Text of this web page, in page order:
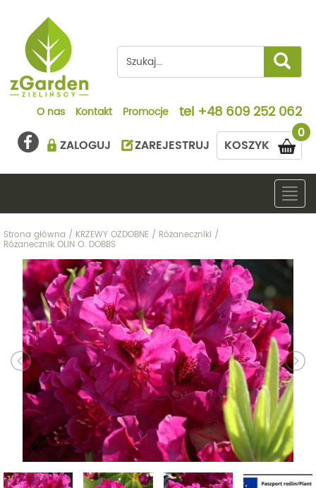
O nas Kontakt Promocje tel +48 609 252 062
0
KOSZYK
ZALOGUJ ZAREJESTRUJ
Strona główna / KRZEWY OZDOBNE / Różaneczniki /
Różanecznik OLIN O. DOBBS